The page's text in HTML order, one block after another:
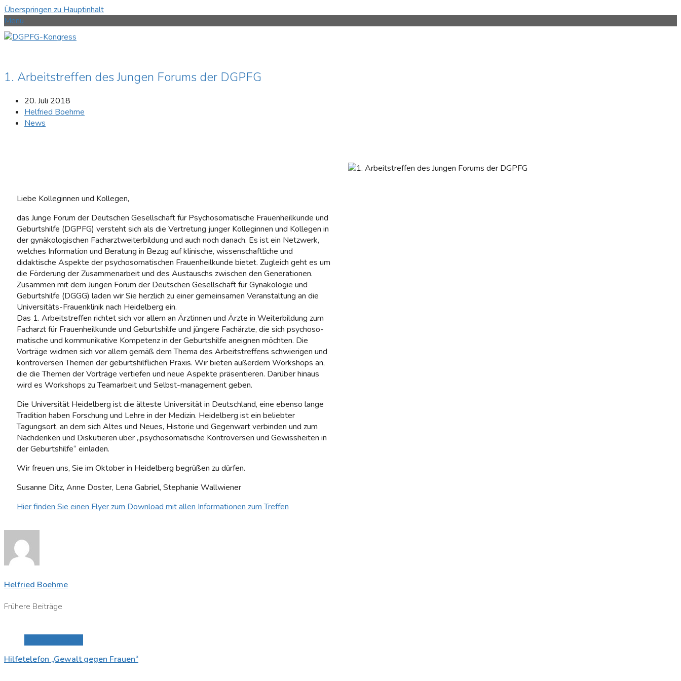
Überspringen zu Hauptinhalt
Menü
1. Arbeitstreffen des Jungen Forums der DGPFG
20. Juli 2018
Helfried Boehme
News
Liebe Kolleginnen und Kollegen,
das Junge Forum der Deutschen Gesellschaft für Psychosomatische Frauenheilkunde und
Geburtshilfe (DGPFG) versteht sich als die Vertretung junger Kolleginnen und Kollegen in
der gynäkologischen Facharztweiterbildung und auch noch danach. Es ist ein Netzwerk,
welches Information und Beratung in Bezug auf klinische, wissenschaftliche und
didaktische Aspekte der psychosomatischen Frauenheilkunde bietet. Zugleich geht es um
die Förderung der Zusammenarbeit und des Austauschs zwischen den Generationen.
Zusammen mit dem Jungen Forum der Deutschen Gesellschaft für Gynäkologie und
Geburtshilfe (DGGG) laden wir Sie herzlich zu einer gemeinsamen Veranstaltung an die
Universitäts-Frauenklinik nach Heidelberg ein.
Das 1. Arbeitstreffen richtet sich vor allem an Ärztinnen und Ärzte in Weiterbildung zum
Facharzt für Frauenheilkunde und Geburtshilfe und jüngere Fachärzte, die sich psychoso-
matische und kommunikative Kompetenz in der Geburtshilfe aneignen möchten. Die
Vorträge widmen sich vor allem gemäß dem Thema des Arbeitstreffens schwierigen und
kontroversen Themen der geburtshilflichen Praxis. Wir bieten außerdem Workshops an,
die die Themen der Vorträge vertiefen und neue Aspekte präsentieren. Darüber hinaus
wird es Workshops zu Teamarbeit und Selbst-management geben.
Die Universität Heidelberg ist die älteste Universität in Deutschland, eine ebenso lange
Tradition haben Forschung und Lehre in der Medizin. Heidelberg ist ein beliebter
Tagungsort, an dem sich Altes und Neues, Historie und Gegenwart verbinden und zum
Nachdenken und Diskutieren über „psychosomatische Kontroversen und Gewissheiten in
der Geburtshilfe“ einladen.
Wir freuen uns, Sie im Oktober in Heidelberg begrüßen zu dürfen.
Susanne Ditz, Anne Doster, Lena Gabriel, Stephanie Wallwiener
Hier finden Sie einen Flyer zum Download mit allen Informationen zum Treffen
Helfried Boehme
Frühere Beiträge
Hilfetelefon „Gewalt gegen Frauen“